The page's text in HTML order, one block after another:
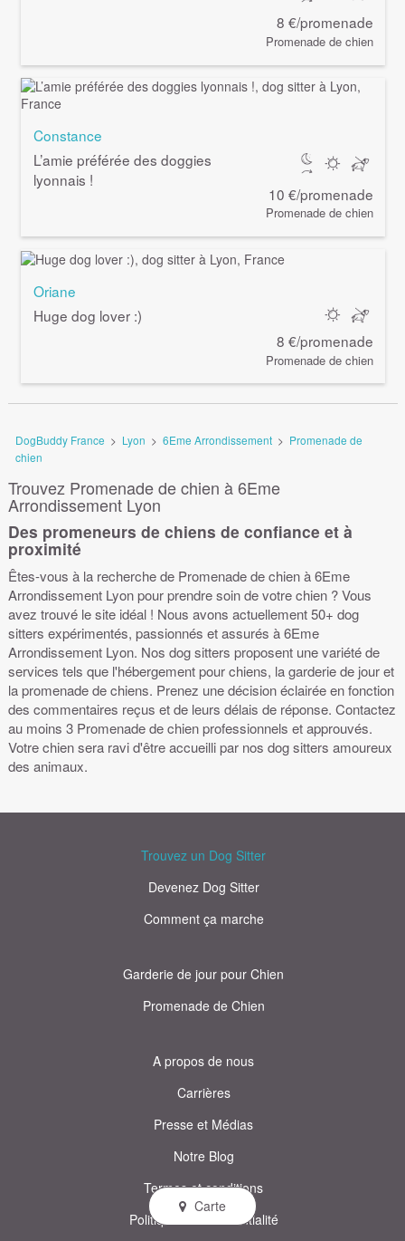
8 €/promenade
Promenade de chien
Constance
L’amie préférée des doggies
lyonnais !
10 €/promenade
Promenade de chien
Oriane
Huge dog lover :)
8 €/promenade
Promenade de chien
DogBuddy France > Lyon > 6Eme Arrondissement > Promenade de
chien
Trouvez Promenade de chien à 6Eme
Arrondissement Lyon
Des promeneurs de chiens de confiance et à
proximité
Êtes-vous à la recherche de Promenade de chien à 6Eme
Arrondissement Lyon pour prendre soin de votre chien ? Vous
avez trouvé le site idéal ! Nous avons actuellement 50+ dog
sitters expérimentés, passionnés et assurés à 6Eme
Arrondissement Lyon. Nos dog sitters proposent une variété de
services tels que l'hébergement pour chiens, la garderie de jour et
la promenade de chiens. Prenez une décision éclairée en fonction
des commentaires reçus et de leurs délais de réponse. Contactez
au moins 3 Promenade de chien professionnels et approuvés.
Votre chien sera ravi d'être accueilli par nos dog sitters amoureux
des animaux.
Carte
Trouvez un Dog Sitter
Devenez Dog Sitter
Comment ça marche
Garderie de jour pour Chien
Promenade de Chien
A propos de nous
Carrières
Presse et Médias
Notre Blog
Termes et conditions
Politique de confidentialité